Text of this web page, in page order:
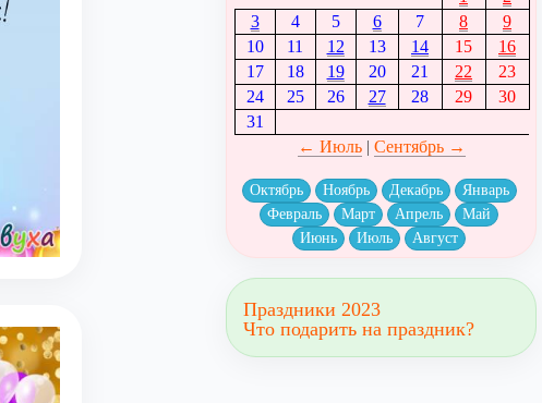
3
4 5 6 7 8
9
10
11 12 13 14 15
16
17
18 19 20 21 22
23
24
25 26 27 28 29
30
31
← Июль| Сентябрь →
Октябрь Ноябрь Декабрь
Январь
Февраль
Март Апрель
Май
Июнь
Июль Август
Праздники 2023
Что подарить на праздник?